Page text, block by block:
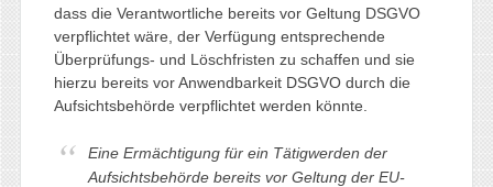
dass die Verantwortliche bereits vor Geltung DSGVO
verpflichtet wäre, der Verfügung entsprechende
Überprüfungs- und Löschfristen zu schaffen und sie
hierzu bereits vor Anwendbarkeit DSGVO durch die
Aufsichtsbehörde verpflichtet werden könnte.
Eine Ermächtigung für ein Tätigwerden der
Aufsichtsbehörde bereits vor Geltung der EU-